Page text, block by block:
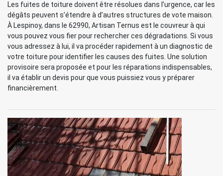
Les fuites de toiture doivent être résolues dans l’urgence, car les
dégâts peuvent s’étendre à d’autres structures de vote maison.
À Lespinoy, dans le 62990, Artisan Ternus est le couvreur à qui
vous pouvez vous fier pour rechercher ces dégradations. Si vous
vous adressez à lui, il va procéder rapidement à un diagnostic de
votre toiture pour identifier les causes des fuites. Une solution
provisoire sera proposée et pour les réparations indispensables,
il va établir un devis pour que vous puissiez vous y préparer
financièrement.